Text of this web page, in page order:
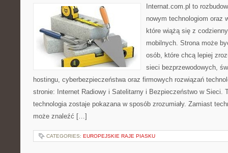
Internat.com.pl to
nowym technologiom oraz
które wiążą się z
mobilnych. Strona może
osób, które chcą lepiej
sieci bezprzewodowych,
hostingu, cyberbezpieczeństwa oraz firmowych rozwiązań
stronie: Internet Radiowy i Satelitarny i Bezpieczeństwo w Sieci.
technologia zostaje pokazana w sposób zrozumiały. Zamiast
może znaleźć […]
CATEGORIES: EUROPEJSKIE RAJE PIASKU